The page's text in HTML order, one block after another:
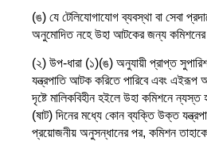
(ঙ) যে টেলিযোগাযোগ ব্যবস্থা বা সেবা
অনুমোদিত নহে উহা আটকের জন্য কমিশনের
(২) উপ-ধারা (১)(ঙ) অনুযায়ী প্রাপ্ত
যন্ত্রপাতি আটক করিতে পারিবে এবং এইরূপ
দৃষ্টে মালিকবিহীন হইলে উহা কমিশনে
(ষাট) দিনের মধ্যে কোন ব্যক্তি উক্ত
প্রয়োজনীয় অনুসন্ধানের পর, কমিশন তাহাকে